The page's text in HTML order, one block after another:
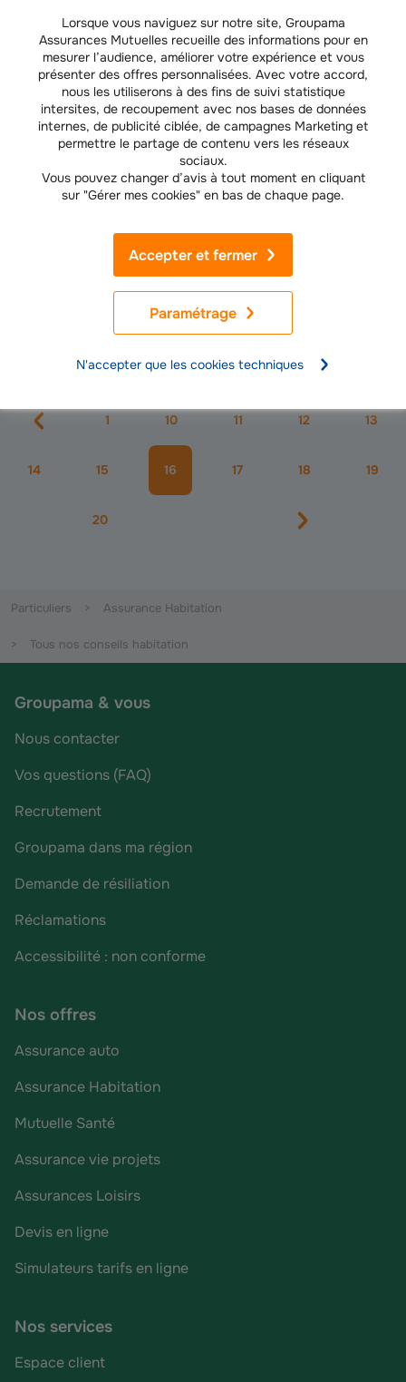
Lorsque vous naviguez sur notre site, Groupama
Assurances Mutuelles recueille des informations pour en
mesurer l’audience, améliorer votre expérience et vous
présenter des offres personnalisées. Avec votre accord,
nous les utiliserons à des fins de suivi statistique
intersites, de recoupement avec nos bases de données
internes, de publicité ciblée, de campagnes Marketing et
permettre le partage de contenu vers les réseaux
sociaux.
Vous pouvez changer d’avis à tout moment en cliquant
sur "Gérer mes cookies" en bas de chaque page.
Paramétrage
Accepter et fermer
N'accepter que les cookies techniques
HABITATION
Le kit prévention à préparer en cas de
catastrophe naturelle
HABITATION
Charges locatives : répartition et
Perte de clé : comment intervient l'assurance
1 10 11 12 13
14 15 16 17 18 19
20
Particuliers Assurance Habitation
Tous nos conseils habitation
Groupama & vous
Nous contacter
Vos questions (FAQ)
Recrutement
Groupama dans ma région
Demande de résiliation
Réclamations
Accessibilité : non conforme
Nos offres
Assurance auto
Assurance Habitation
Mutuelle Santé
Assurance vie projets
Assurances Loisirs
Devis en ligne
Simulateurs tarifs en ligne
Nos services
Espace client